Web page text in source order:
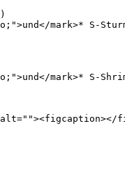
mark>* S-
mark>* S-